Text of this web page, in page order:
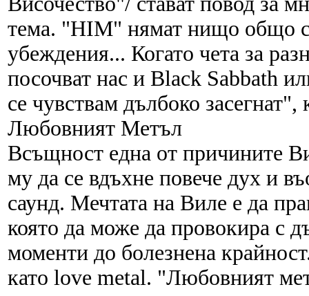
тема. "HIM" нямат нищо общо с
убеждения... Когато чета за
посочват нас и Black Sabbath
се чувствам дълбоко
Любовният Метъл
Всъщност една от причините
му да се вдъхне повече дух и
саунд. Мечтата на Виле е да
която да може да провокира с
моменти до болезнена
като love metal. "Любовният